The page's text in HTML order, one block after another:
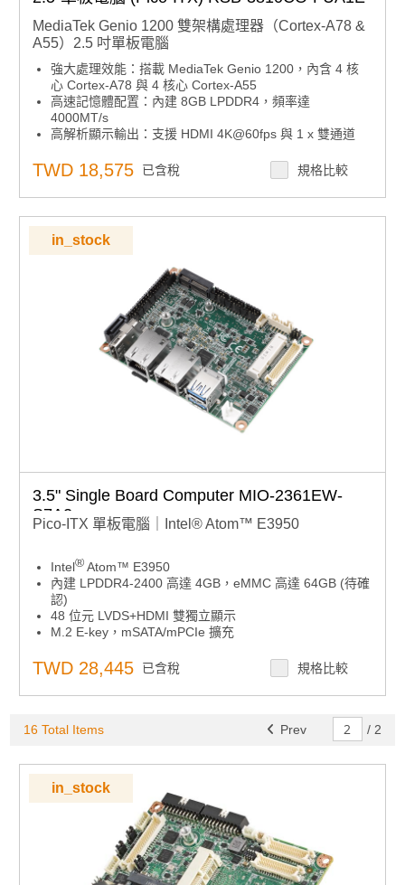
MediaTek Genio 1200 雙架構處理器（Cortex-A78 &
A55）2.5 吋單板電腦
強大處理效能：搭載 MediaTek Genio 1200，內含 4 核
心 Cortex-A78 與 4 核心 Cortex-A55
高速記憶體配置：內建 8GB LPDDR4，頻率達
4000MT/s
高解析顯示輸出：支援 HDMI 4K@60fps 與 1 x 雙通道
多元 I/O 介面：提供 1 x RS-232/422/485、2 x USB 3.2
Gen1、2 x USB 2.0、1 x Micro SD、1 x 音訊輸入/輸出
無線擴充彈性：配置 1 x M.2 3052 Key B（5G）與 1 x
M.2 2230 Key E（Wi-Fi / BT）
彈性 I/O 擴展：支援 UIO40-Express 擴充模組
作業系統支援：相容 Ubuntu 與 Android 雙系統
TWD 18,575 已含稅 規格比較
in_stock
3.5" Single Board Computer MIO-2361EW-
S7A2
Pico-ITX 單板電腦｜Intel® Atom™ E3950
Intel®Atom™ E3950
內建 LPDDR4-2400 高達 4GB，eMMC 高達 64GB (待確
認)
48 位元 LVDS+HDMI 雙獨立顯示
M.2 E-key，mSATA/mPCIe 擴充
支援 iManager、SUSI APIs、WISE-DeviceOn 和 Edge
TWD 28,445 已含稅 規格比較
16 Total Items Prev / 2
in_stock